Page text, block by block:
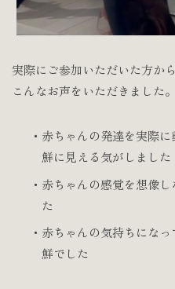
実際にご参加いただいた方から
こんなお声をいただきました。
・赤ちゃんの発達を実際
鮮に見える気がしました
・赤ちゃんの感覚を想像
た
・赤ちゃんの気持ちにな
鮮でした